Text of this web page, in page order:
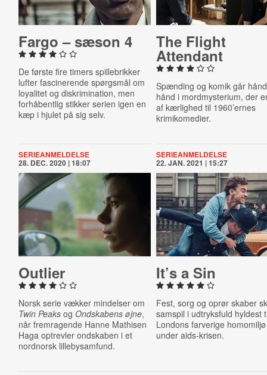
Fargo – sæson 4
De første fire timers spillebrikker
lufter fascinerende spørgsmål om
loyalitet og diskrimination, men
forhåbentlig stikker serien igen en
kæp i hjulet på sig selv.
The Flight
Attendant
Spænding og komik går
hånd i mordmysterium, der
af kærlighed til 1960’ernes
krimikomedier.
SERIEANMELDELSE
28. DEC. 2020 | 18:07
Outlier
Norsk serie vækker mindelser om
Twin Peaksog Ondskabens øjne,
når fremragende Hanne Mathisen
Haga optrevler ondskaben i et
nordnorsk lillebysamfund.
SERIEANMELDELSE
22. JAN. 2021 | 15:27
It’s a Sin
Fest, sorg og oprør skaber
samspil i udtryksfuld hyldest
Londons farverige homomiljø
under aids-krisen.